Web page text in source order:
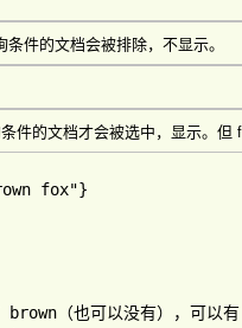
件的文档会被排除，不显示。
件的文档才会被选中，显示。但
fox"